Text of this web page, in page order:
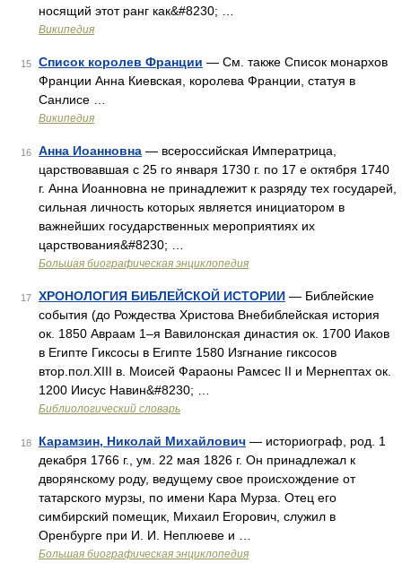
носящий этот ранг как&#8230; …
Википедия
15 Список королев Франции — См. также Список монархов
Франции Анна Киевская, королева Франции, статуя в
Санлисе …
Википедия
16 Анна Иоанновна — всероссийская Императрица,
царствовавшая с 25 го января 1730 г. по 17 е октября 1740
г. Анна Иоанновна не принадлежит к разряду тех государей,
сильная личность которых является инициатором в
важнейших государственных мероприятиях их
царствования&#8230; …
Большая биографическая энциклопедия
17 ХРОНОЛОГИЯ БИБЛЕЙСКОЙ ИСТОРИИ — Библейские
события (до Рождества Христова Внебиблейская история
ок. 1850 Авраам 1–я Вавилонская династия ок. 1700 Иаков
в Египте Гиксосы в Египте 1580 Изгнание гиксосов
втор.пол.XIII в. Моисей Фараоны Рамсес II и Мернептах ок.
1200 Иисус Навин&#8230; …
Библиологический словарь
18 Карамзин, Николай Михайлович — историограф, род. 1
декабря 1766 г., ум. 22 мая 1826 г. Он принадлежал к
дворянскому роду, ведущему свое происхождение от
татарского мурзы, по имени Кара Мурза. Отец его
симбирский помещик, Михаил Егорович, служил в
Оренбурге при И. И. Неплюеве и …
Большая биографическая энциклопедия